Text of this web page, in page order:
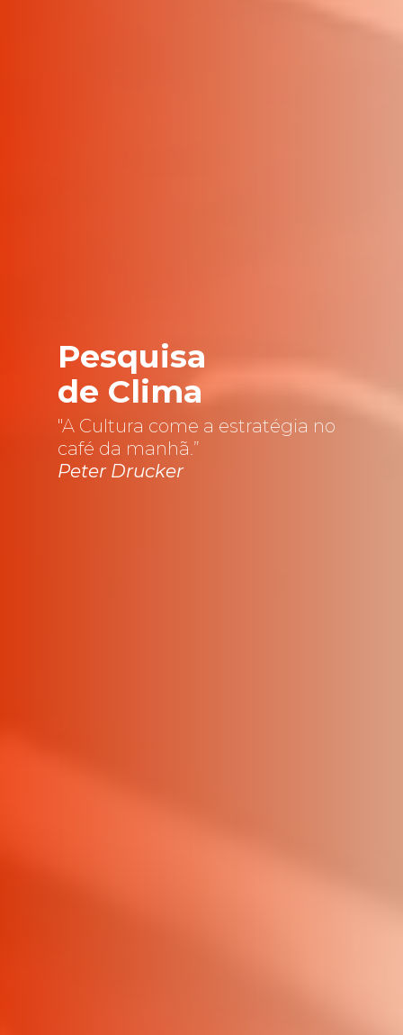
Pesquisa
de Clima
"A Cultura come a estratégia no
café da manhã.”
Peter Drucker